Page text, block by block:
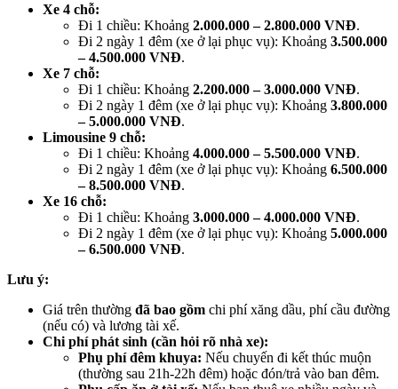
Xe 4 chỗ:
Đi 1 chiều: Khoảng 2.000.000 – 2.800.000 VNĐ.
Đi 2 ngày 1 đêm (xe ở lại phục vụ): Khoảng 3.500.000
– 4.500.000 VNĐ.
Xe 7 chỗ:
Đi 1 chiều: Khoảng 2.200.000 – 3.000.000 VNĐ.
Đi 2 ngày 1 đêm (xe ở lại phục vụ): Khoảng 3.800.000
– 5.000.000 VNĐ.
Limousine 9 chỗ:
Đi 1 chiều: Khoảng 4.000.000 – 5.500.000 VNĐ.
Đi 2 ngày 1 đêm (xe ở lại phục vụ): Khoảng 6.500.000
– 8.500.000 VNĐ.
Xe 16 chỗ:
Đi 1 chiều: Khoảng 3.000.000 – 4.000.000 VNĐ.
Đi 2 ngày 1 đêm (xe ở lại phục vụ): Khoảng 5.000.000
– 6.500.000 VNĐ.
Lưu ý:
Giá trên thường đã bao gồm chi phí xăng dầu, phí cầu đường
(nếu có) và lương tài xế.
Chi phí phát sinh (cần hỏi rõ nhà xe):
Phụ phí đêm khuya: Nếu chuyến đi kết thúc muộn
(thường sau 21h-22h đêm) hoặc đón/trả vào ban đêm.